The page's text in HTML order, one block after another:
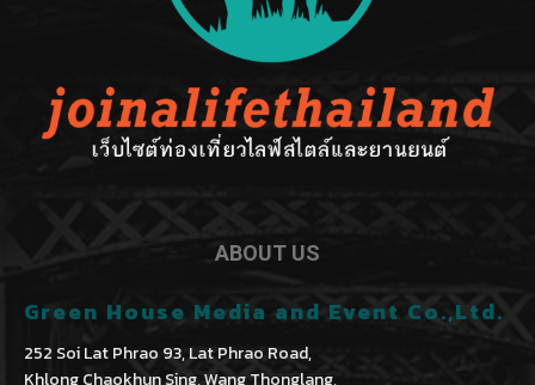
ABOUT US
Green House Media and Event Co.,Ltd.
252 Soi Lat Phrao 93, Lat Phrao Road,
Khlong Chaokhun Sing, Wang Thonglang,